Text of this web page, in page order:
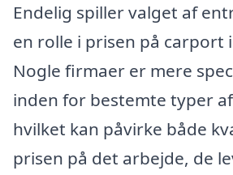
Endelig spiller valget af
en rolle i prisen på carport
Nogle firmaer er mere
inden for bestemte typer
hvilket kan påvirke både
prisen på det arbejde, de